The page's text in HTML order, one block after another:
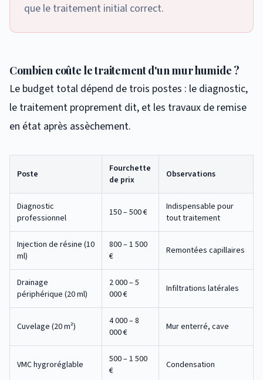
que le traitement initial correct.
Combien coûte le traitement d'un mur humide ?
Le budget total dépend de trois postes : le diagnostic,
le traitement proprement dit, et les travaux de remise
en état après assèchement.
Poste
Fourchette
de prix
Observations
Diagnostic
professionnel
150 – 500 €
Indispensable pour
tout traitement
Injection de résine (10
ml)
800 – 1 500
€
Remontées capillaires
Drainage
périphérique (20 ml)
2 000 – 5
000 €
Infiltrations latérales
Cuvelage (20 m²)
4 000 – 8
000 €
Mur enterré, cave
VMC hygroréglable
500 – 1 500
€
Condensation